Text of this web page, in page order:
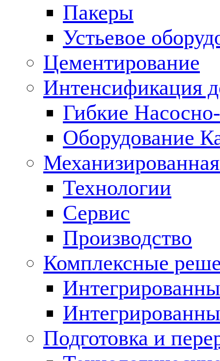
Пакеры
Устьевое
Цементирование
Интенсификация
Гибкие
Оборудование
Технологии
Сервис
Производство
Комплексные
Подготовка и